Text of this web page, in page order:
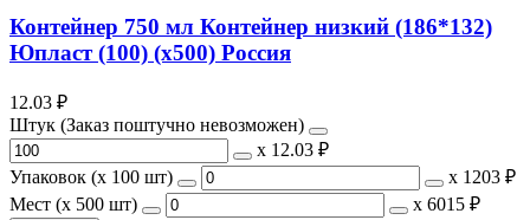
Контейнер 750 мл Контейнер низкий (186*132)
Юпласт (100) (х500) Россия
12.03 ₽
Штук (Заказ поштучно невозможен)
х 12.03 ₽
Упаковок (x 100 шт)
х 1203 ₽
Мест (x 500 шт)
х 6015 ₽